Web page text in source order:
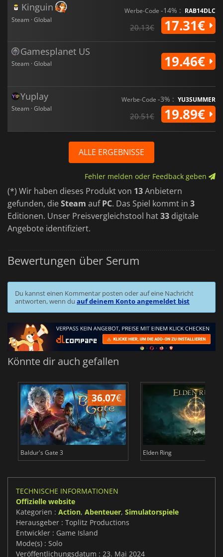
Kinguin
Steam · Global
Werbe-Code -14% : RAB14DLC
20.13€ 17.31€
Gamesplanet US
Steam · Global 19.46€
Yuplay
Steam · Global
Werbe-Code -3% : YU3SUMMER
20.51€ 19.89€
ALLE ERGEBNISSE
Fehler melden oder Feedback geben
(*) Wir haben dieses Produkt von 13Anbietern
gefunden, dieSteam aufPC. Das Spiel kommt in 3
Editionen. Unser Preisvergleichstool hat33 digitale
Angebote identifiziert.
Bewertungen über Serum
Du kannst einen Kommentar posten oder auf eine Nachricht
antworten, wenn du auf deinem Konto angemeldet bist
Könnte dir auch gefallen
36.07€
Baldur's Gate 3 Elden Ring
TECHNISCHE INFORMATIONEN
Offizielle website
Kategorien : Action, Abenteuer, Simulatorspiele
Herausgeber : Toplitz Productions
Entwickler : Game Island
Mode(s) : Solo
Veröffentlichungsdatum : 23. Mai 2024